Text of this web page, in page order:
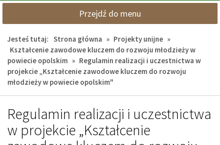
Przejdź do menu
Jesteś tutaj: Strona główna » Projekty unijne »
Kształcenie zawodowe kluczem do rozwoju młodzieży w
powiecie opolskim » Regulamin realizacji i uczestnictwa w
projekcie „Kształcenie zawodowe kluczem do rozwoju
młodzieży w powiecie opolskim"
Regulamin realizacji i uczestnictwa
w projekcie „Kształcenie